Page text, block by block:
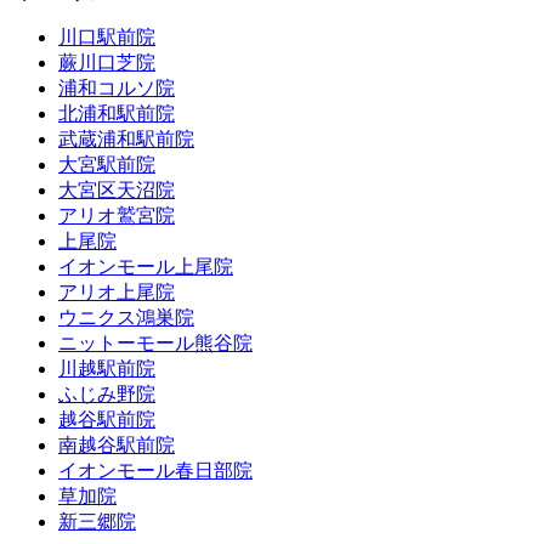
川口駅前院
蕨川口芝院
浦和コルソ院
北浦和駅前院
武蔵浦和駅前院
大宮駅前院
大宮区天沼院
アリオ鷲宮院
上尾院
イオンモール上尾院
アリオ上尾院
ウニクス鴻巣院
ニットーモール熊谷院
川越駅前院
ふじみ野院
越谷駅前院
南越谷駅前院
イオンモール春日部院
草加院
新三郷院